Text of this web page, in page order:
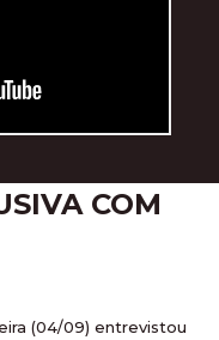
COM
(04/09) entrevistou